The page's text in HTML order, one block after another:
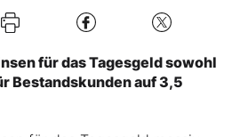
für das Tagesgeld sowohl
Bestandskunden auf 3,5